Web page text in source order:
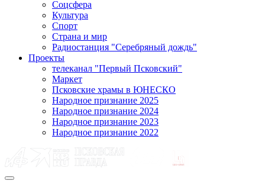
Соцсфера
Культура
Спорт
Страна и мир
Радиостанция "Серебряный дождь"
Проекты
телеканал "Первый Псковский"
Маркет
Псковские храмы в ЮНЕСКО
Народное признание 2025
Народное признание 2024
Народное признание 2023
Народное признание 2022